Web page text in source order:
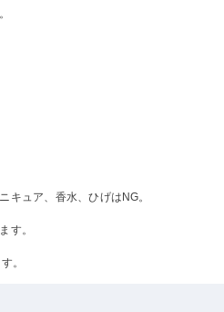
キュア、香水、ひげはNG。
す。
。